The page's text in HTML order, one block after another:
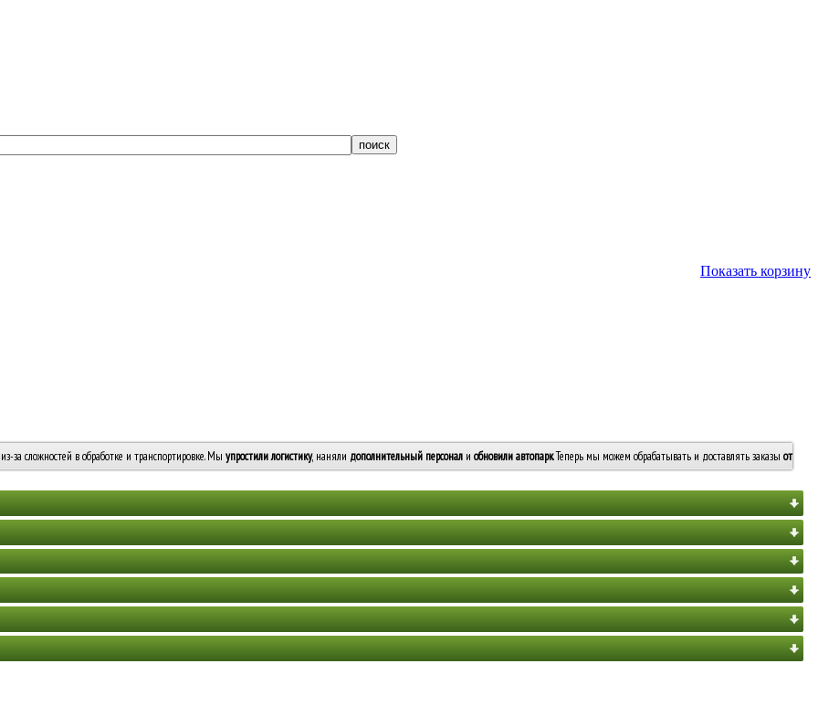
Показать корзину
за сложностей в обработке и транспортировке. Мы упростили логистику, наняли дополнительный персонал и обновили автопарк. Теперь мы можем обрабатывать и доставлять заказы от